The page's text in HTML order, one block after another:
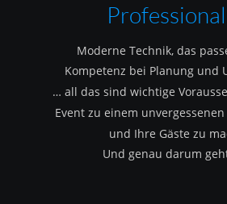
Moderne Technik, das
Kompetenz bei Planung und
… all das sind wichtige
Event zu einem
und Ihre Gäste zu
Und genau darum